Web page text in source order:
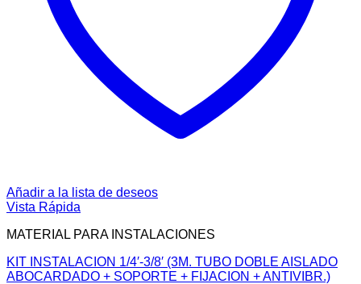
Añadir a la lista de deseos
Vista Rápida
MATERIAL PARA INSTALACIONES
KIT INSTALACION 1/4′-3/8′ (3M. TUBO DOBLE AISLADO
ABOCARDADO + SOPORTE + FIJACION + ANTIVIBR.)